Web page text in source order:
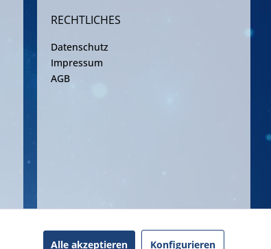
RECHTLICHES
Datenschutz
Impressum
AGB
Alle akzeptieren Konfigurieren